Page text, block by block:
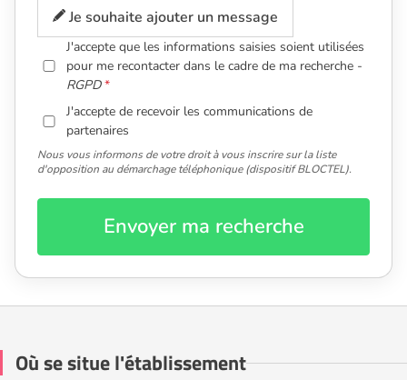
Je souhaite ajouter un message
J'accepte que les informations saisies soient utilisées
pour me recontacter dans le cadre de ma recherche -
RGPD
J'accepte de recevoir les communications de
partenaires
Nous vous informons de votre droit à vous inscrire sur la liste
d'opposition au démarchage téléphonique (dispositif BLOCTEL).
Envoyer ma recherche
Où se situe l'établissement